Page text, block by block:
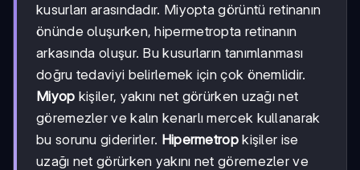
kusurları arasındadır. Miyopta görüntü retinanın
önünde oluşurken, hipermetropta retinanın
arkasında oluşur. Bu kusurların tanımlanması
doğru tedaviyi belirlemek için çok önemlidir.
Miyop kişiler, yakını net görürken uzağı net
göremezler ve kalın kenarlı mercek kullanarak
bu sorunu giderirler. Hipermetropkişiler ise
uzağı net görürken yakını net göremezler ve